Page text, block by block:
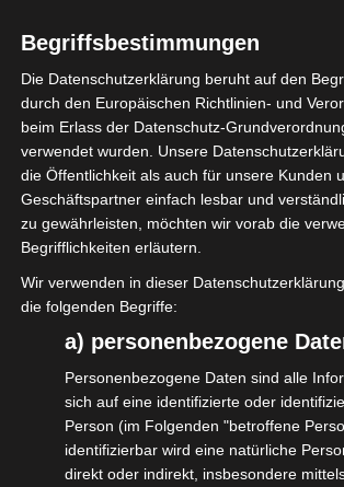
Der isdv e.V. setzt sich als
dafür ein, dass die Mitglieder,
Nicht-Mitglieder, eine
Möglichkeit haben, dieses
bekommen.
Der Dozent des Webinars ist
Lamprecht, verantwortliche
Elektrofachkraft und
Veranstaltungstechnik,
Veranstaltungselektrik GmbH.
Alle Teilnehmenden erhalten
ein Teilnahmezertifikat für
So kann man jederzeit
Begriffsbestimmungen
Die Datenschutzerklärung beruht auf den
durch den Europäischen Richtlinien- und
beim Erlass der Datenschutz-
verwendet wurden. Unsere
die Öffentlichkeit als auch für unsere Kunden
Geschäftspartner einfach lesbar und
zu gewährleisten, möchten wir vorab die
Begrifflichkeiten erläutern.
Wir verwenden in dieser
die folgenden Begriffe:
a) personenbezogene
Personenbezogene Daten sind alle
sich auf eine identifizierte oder
Person (im Folgenden "betroffene
identifizierbar wird eine natürliche
direkt oder indirekt, insbesondere